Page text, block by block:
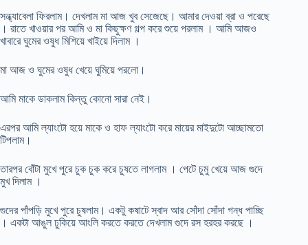
সন্ধ্যাবেলা ফিরলাম। দেখলাম মা আজ খুব সেজেছে। আমার দেওয়া ব্রা ও পরেছে
। রাতে খাওয়ার পর আমি ও মা কিছুক্ষণ গল্প করে শুয়ে পরলাম । আমি আজও
খাবারে ঘুমের ওষুধ মিশিয়ে খাইয়ে দিলাম ।
মা আজ ও ঘুমের ওষুধ খেয়ে ঘুমিয়ে পরলো।
আমি মাকে ডাকলাম কিন্তু কোনো সারা নেই।
এরপর আমি ল্যাংটো হয়ে মাকে ও হাফ ল্যাংটো করে মায়ের মাইদুটো আচ্ছামতো
টিপলাম।
তারপর বোঁটা মুখে পুরে চুক চুক করে চুষতে লাগলাম । পেটে চুমু খেয়ে আজ গুদে
মুখ দিলাম ।
গুদের পাঁপড়ি মুখে পুরে চুষলাম। একটু কষাটে স্বাদ আর সোঁদা সোঁদা গন্ধ পাচ্ছি
। একটা আঙুল ঢুকিয়ে আংলি করতে করতে দেখলাম গুদে রস হরহর করছে ।